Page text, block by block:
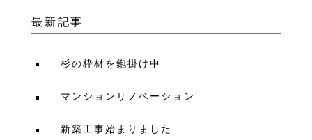
最新記事
杉の枠材を鉋掛け中
マンションリノベーション
新築工事始まりました